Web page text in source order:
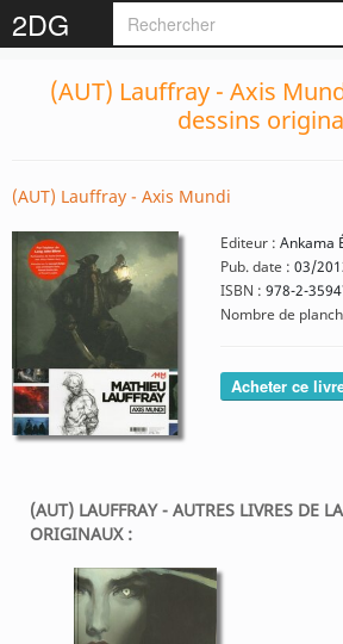
2DG
(AUT) Lauffray - Axis
dessins
(AUT) Lauffray - Axis Mundi
Editeur : Ankama
Pub. date : 03/
ISBN : 978-2-
Nombre de
Acheter ce
(AUT) LAUFFRAY - AUTRES LIVRES DE
ORIGINAUX :